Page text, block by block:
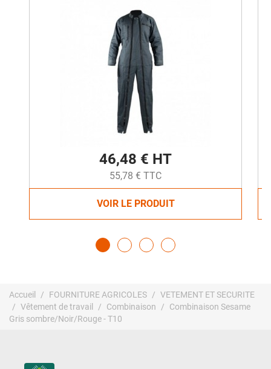
46,48 € HT
55,78 € TTC
VOIR LE PRODUIT
Accueil FOURNITURE AGRICOLES
VETEMENT ET SECURITE
Vêtement de travail
Combinaison
Combinaison Sesame
Gris sombre/Noir/Rouge - T10